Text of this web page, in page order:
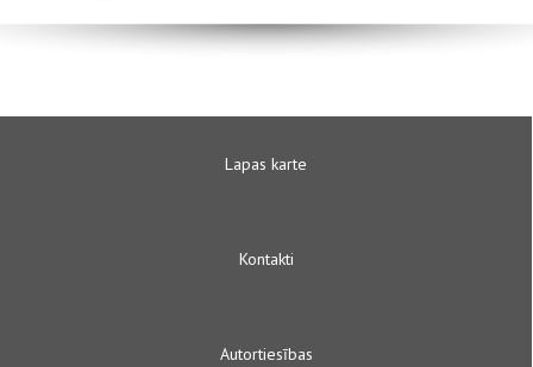
Lapas karte
Kontakti
Autortiesības